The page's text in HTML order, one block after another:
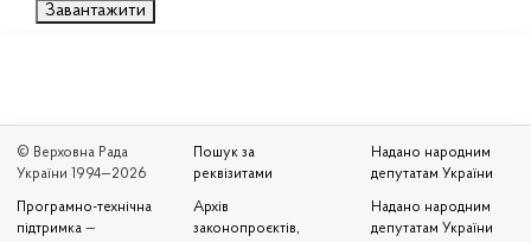
Завантажити
© Верховна Рада
України 1994—2026
Програмно-технічна
підтримка —
Пошук за
реквізитами
Архів
законопроєктів,
Надано народним
депутатам України
Надано народним
депутатам України